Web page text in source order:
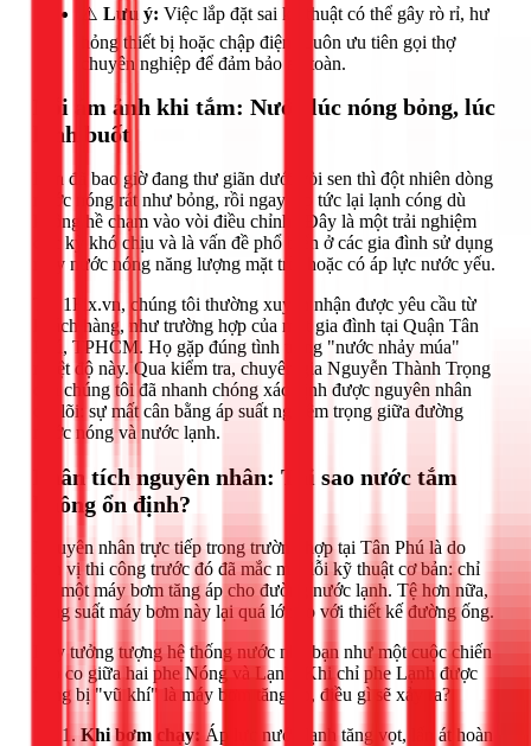
⚠️ Lưu ý: Việc lắp đặt sai kỹ thuật có thể gây rò rỉ, hư
hỏng thiết bị hoặc chập điện. Luôn ưu tiên gọi thợ
chuyên nghiệp để đảm bảo an toàn.
Nỗi ám ảnh khi tắm: Nước lúc nóng bỏng, lúc
lạnh buốt
Bạn đã bao giờ đang thư giãn dưới vòi sen thì đột nhiên dòng
nước nóng rát như bỏng, rồi ngay lập tức lại lạnh cóng dù
không hề chạm vào vòi điều chỉnh? Đây là một trải nghiệm
cực kỳ khó chịu và là vấn đề phổ biến ở các gia đình sử dụng
máy nước nóng năng lượng mặt trời hoặc có áp lực nước yếu.
Tại 1Fix.vn, chúng tôi thường xuyên nhận được yêu cầu từ
khách hàng, như trường hợp của một gia đình tại Quận Tân
Phú, TPHCM. Họ gặp đúng tình trạng "nước nhảy múa"
nhiệt độ này. Qua kiểm tra, chuyên gia Nguyễn Thành Trọng
của chúng tôi đã nhanh chóng xác định được nguyên nhân
cốt lõi: sự mất cân bằng áp suất nghiêm trọng giữa đường
nước nóng và nước lạnh.
Phân tích nguyên nhân: Tại sao nước tắm
không ổn định?
Nguyên nhân trực tiếp trong trường hợp tại Tân Phú là do
đơn vị thi công trước đó đã mắc một lỗi kỹ thuật cơ bản: chỉ
lắp một máy bơm tăng áp cho đường nước lạnh. Tệ hơn nữa,
công suất máy bơm này lại quá lớn so với thiết kế đường ống.
Hãy tưởng tượng hệ thống nước nhà bạn như một cuộc chiến
kéo co giữa hai phe Nóng và Lạnh. Khi chỉ phe Lạnh được
trang bị "vũ khí" là máy bơm tăng áp, điều gì sẽ xảy ra?
Khi bơm chạy: Áp lực nước lạnh tăng vọt, lấn át hoàn